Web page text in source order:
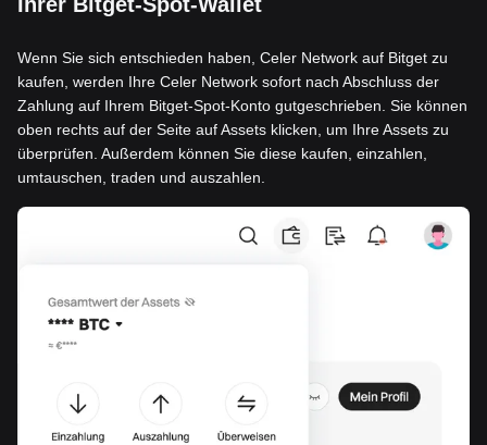
Ihrer Bitget-Spot-Wallet
Wenn Sie sich entschieden haben, Celer Network auf Bitget zu
kaufen, werden Ihre Celer Network sofort nach Abschluss der
Zahlung auf Ihrem Bitget-Spot-Konto gutgeschrieben. Sie können
oben rechts auf der Seite auf Assets klicken, um Ihre Assets zu
überprüfen. Außerdem können Sie diese kaufen, einzahlen,
umtauschen, traden und auszahlen.